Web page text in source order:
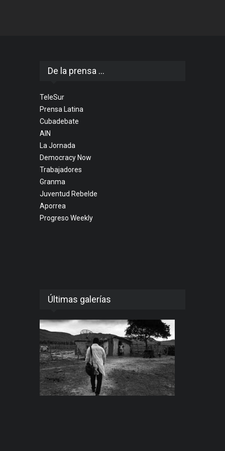
De la prensa ...
TeleSur
Prensa Latina
Cubadebate
AIN
La Jornada
Democracy Now
Trabajadores
Granma
Juventud Rebelde
Aporrea
Progreso Weekly
Últimas galerías